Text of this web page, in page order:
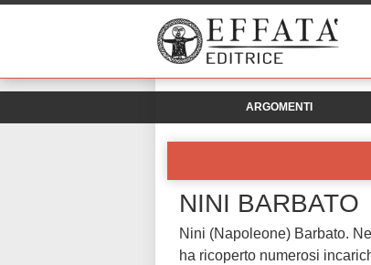
ARGOMENTI
NINI BARBATO
Nini (Napoleone) Barbato.
ha ricoperto numerosi